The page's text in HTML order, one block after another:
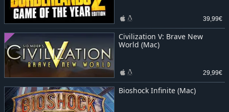
39,99€
Civilization V: Brave New
World (Mac)
29,99€
Bioshock Infinite (Mac)